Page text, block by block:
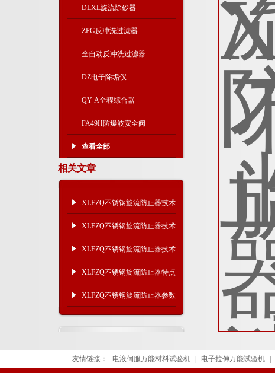
DLXL旋流除砂器
ZPG反冲洗过滤器
全自动反冲洗过滤器
DZ电子除垢仪
QY-A全程综合器
FA49H防爆波安全阀
查看全部
相关文章
XLFZQ不锈钢旋流防止器技术
特点及工作介质
XLFZQ不锈钢旋流防止器技术
特点及产品适用
XLFZQ不锈钢旋流防止器技术
参数及产品特点
XLFZQ不锈钢旋流防止器特点
参数
XLFZQ不锈钢旋流防止器参数
特点
友情链接： 电液伺服万能材料试验机 电子拉伸万能试验机